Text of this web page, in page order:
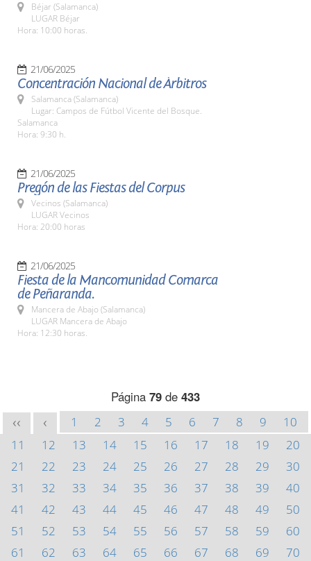
Béjar (Salamanca)
LUGAR Béjar
Hora: 10:00 horas.
21/06/2025
Concentración Nacional de Árbitros
Salamanca (Salamanca)
Lugar: Campos de Fútbol Vicente del Bosque.
Salamanca
Hora: 9:30 h.
21/06/2025
Pregón de las Fiestas del Corpus
Vecinos (Salamanca)
LUGAR Vecinos
Hora: 20:00 horas
21/06/2025
Fiesta de la Mancomunidad Comarca
de Peñaranda.
Mancera de Abajo (Salamanca)
LUGAR Mancera de Abajo
Hora: 12:30 horas.
Página 79 de 433
<< < 1 2 3 4 5 6 7 8 9
10
11
12 13 14 15 16 17 18 19
20
21
22 23 24 25 26 27 28 29
30
31
32 33 34 35 36 37 38 39
40
41
42 43 44 45 46 47 48 49
50
51
52 53 54 55 56 57 58 59
60
61
62 63 64 65 66 67 68 69
70